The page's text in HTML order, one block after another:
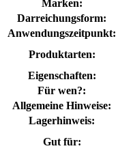
Marken:
Darreichungsform:
Anwendungszeitpunkt:
Produktarten:
Eigenschaften:
Für wen?:
Allgemeine Hinweise:
Lagerhinweis:
Gut für: